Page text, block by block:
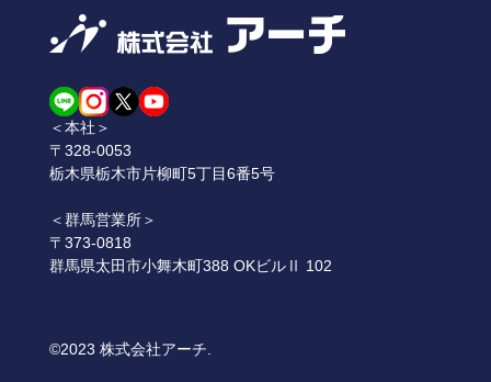
＜本社＞
〒328-0053
栃木県栃木市片柳町5丁目6番5号
＜群馬営業所＞
〒373-0818
群馬県太田市小舞木町388 OKビルⅡ 102
©2023 株式会社アーチ.